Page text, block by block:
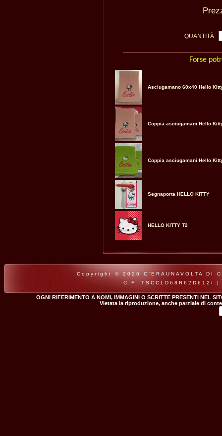
QUANTITÀ
Forse
Asciugamano 60x40 Hello
Coppia asciugamani Hello
Coppia asciugamani Hello
Segnaporta HELLO KITTY
HELLO KITTY T2
Copyright © 2026 C'ERAUNAVOLTA
C.F. TSCCLD68R62D612I
OGNI RIFERIMENTO A NOMI, IMMAGINI O SCRITTE PRESENTI NEL
Vietata la riproduzione, anche parziale di